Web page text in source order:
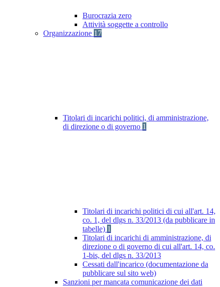
Burocrazia zero
Attività soggette a controllo
Organizzazione 17
Titolari di incarichi politici, di amministrazione,
di direzione o di governo 1
Titolari di incarichi politici di cui all'art. 14,
co. 1, del dlgs n. 33/2013 (da pubblicare in
tabelle) 1
Titolari di incarichi di amministrazione, di
direzione o di governo di cui all'art. 14, co.
1-bis, del dlgs n. 33/2013
Cessati dall'incarico (documentazione da
pubblicare sul sito web)
Sanzioni per mancata comunicazione dei dati